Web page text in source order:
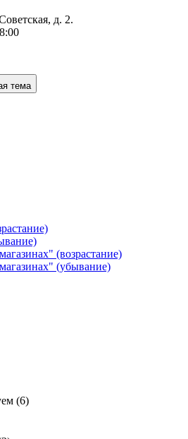
д. 2.
тема
(возрастание)
(убывание)
(6)